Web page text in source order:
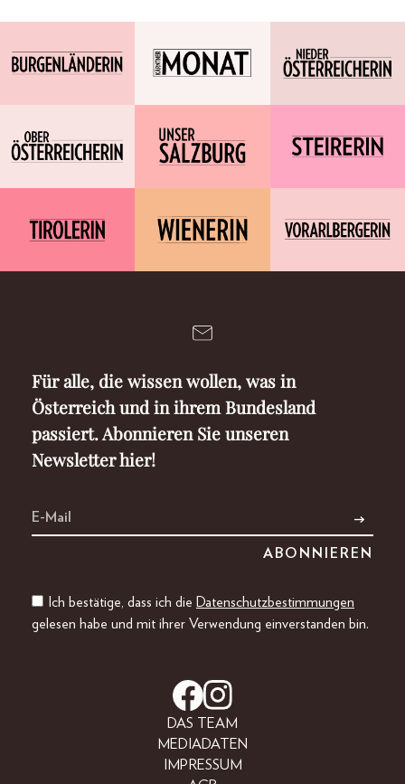
Für alle, die wissen wollen, was in
Österreich und in ihrem Bundesland
passiert. Abonnieren Sie unseren
Newsletter hier!
Ich bestätige, dass ich die Datenschutzbestimmungen
gelesen habe und mit ihrer Verwendung einverstanden bin.
DAS TEAM
MEDIADATEN
IMPRESSUM